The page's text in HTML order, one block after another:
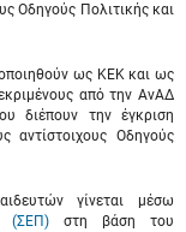
Οδηγούς Πολιτικής και
ως ΚΕΚ και ως
από την ΑνΑΔ
διέπουν την έγκριση
αντίστοιχους Οδηγούς
γίνεται μέσω
(ΣΕΠ) στη βάση του